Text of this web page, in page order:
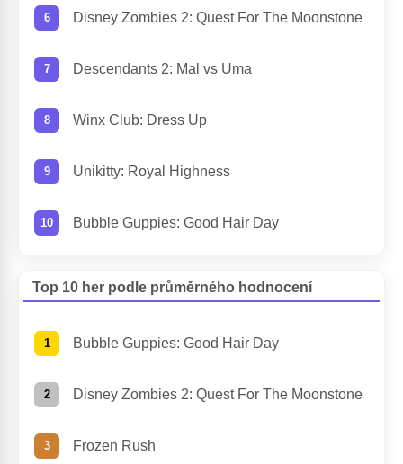
Disney Zombies 2: Quest For The Moonstone
Descendants 2: Mal vs Uma
Winx Club: Dress Up
Unikitty: Royal Highness
Bubble Guppies: Good Hair Day
Top 10 her podle průměrného hodnocení
Bubble Guppies: Good Hair Day
Disney Zombies 2: Quest For The Moonstone
Frozen Rush